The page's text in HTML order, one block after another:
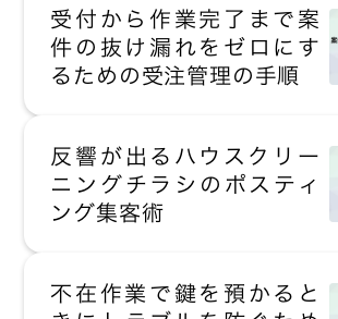
受付から作業完了まで案
件の抜け漏れをゼロにす
るための受注管理の手順
反響が出るハウスクリー
ニングチラシのポスティ
ング集客術
不在作業で鍵を預かると